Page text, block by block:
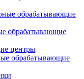
обрабатывающие
обрабатывающие
центры
обрабатывающие